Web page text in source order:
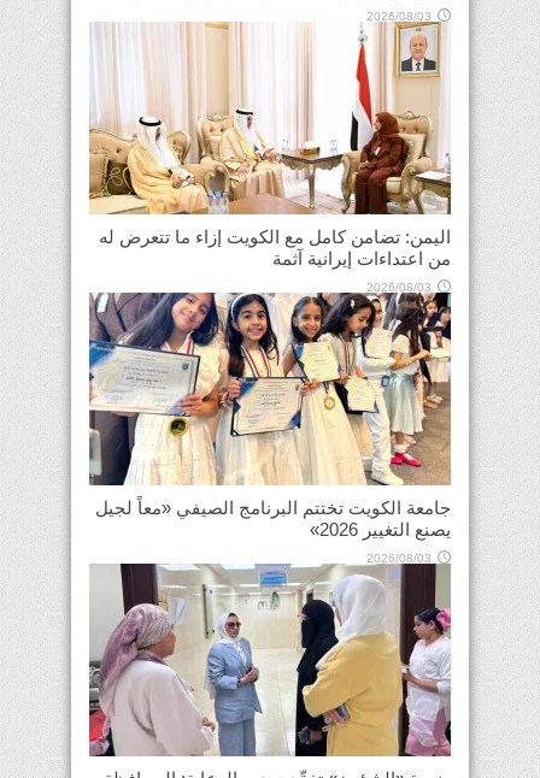
2026/08/03
اليمن: تضامن كامل مع الكويت إزاء ما تتعرض له
من اعتداءات إيرانية آثمة
2026/08/03
جامعة الكويت تختتم البرنامج الصيفي «معاً لجيل
يصنع التغيير 2026»
2026/08/03